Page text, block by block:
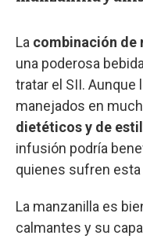
La combinación de
una poderosa
tratar el SII.
manejados en
dietéticos y de
infusión podría
quienes sufren
La manzanilla es
calmantes y su